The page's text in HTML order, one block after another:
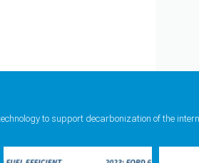
to support decarbonization of the